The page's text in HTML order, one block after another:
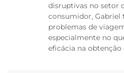
disruptivas no setor
consumidor,
problemas de
especialmente no
eficácia na obtenção